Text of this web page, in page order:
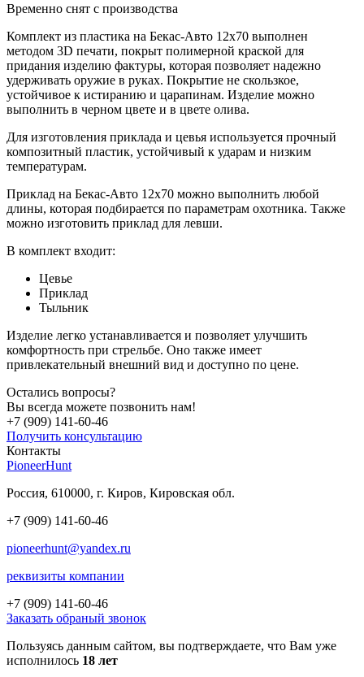
Временно снят с производства
Комплект из пластика на Бекас-Авто 12х70 выполнен
методом 3D печати, покрыт полимерной краской для
придания изделию фактуры, которая позволяет надежно
удерживать оружие в руках. Покрытие не скользкое,
устойчивое к истиранию и царапинам. Изделие можно
выполнить в черном цвете и в цвете олива.
Для изготовления приклада и цевья используется прочный
композитный пластик, устойчивый к ударам и низким
температурам.
Приклад на Бекас-Авто 12х70 можно выполнить любой
длины, которая подбирается по параметрам охотника. Также
можно изготовить приклад для левши.
В комплект входит:
Цевье
Приклад
Тыльник
Изделие легко устанавливается и позволяет улучшить
комфортность при стрельбе. Оно также имеет
привлекательный внешний вид и доступно по цене.
Остались вопросы?
Вы всегда можете позвонить нам!
+7 (909) 141-60-46
Получить консультацию
Контакты
PioneerHunt
Россия, 610000, г. Киров, Кировская обл.
+7 (909) 141-60-46
pioneerhunt@yandex.ru
реквизиты компании
+7 (909) 141-60-46
Заказать обраный звонок
Пользуясь данным сайтом, вы подтверждаете, что Вам уже
исполнилось 18 лет